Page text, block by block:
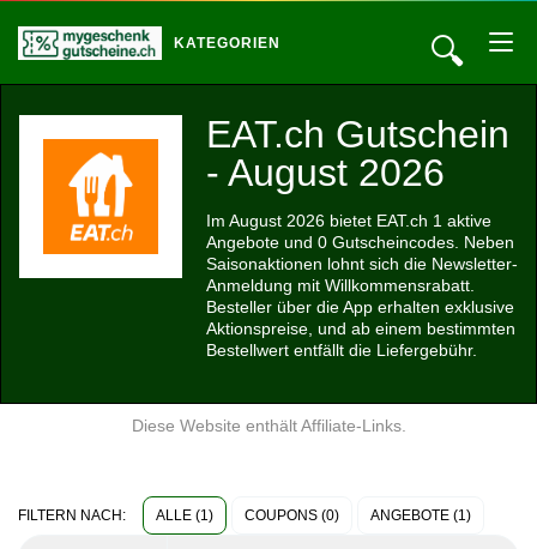
🔍
KATEGORIEN
EAT.ch Gutschein
- August 2026
Im August 2026 bietet EAT.ch 1 aktive
Angebote und 0 Gutscheincodes. Neben
Saisonaktionen lohnt sich die Newsletter-
Anmeldung mit Willkommensrabatt.
Besteller über die App erhalten exklusive
Aktionspreise, und ab einem bestimmten
Bestellwert entfällt die Liefergebühr.
Diese Website enthält Affiliate-Links.
FILTERN NACH: ALLE (1) COUPONS (0) ANGEBOTE (1)